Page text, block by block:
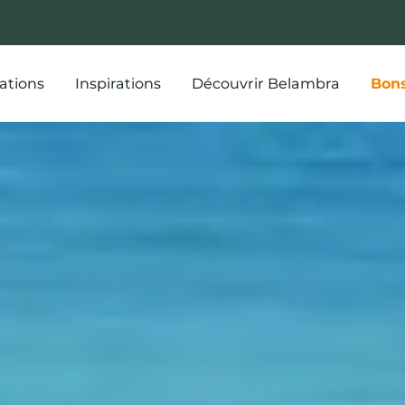
Inspirations Découvrir Belambra
tout ce qu’il